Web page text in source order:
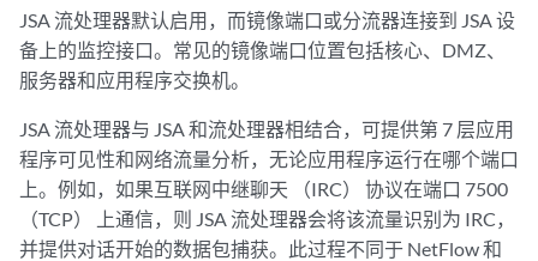
JSA 流处理器默认启用，而镜像端口或分流器连接到 JSA设
备上的监控接口。常见的镜像端口位置包括核心、DMZ、
服务器和应用程序交换机。
JSA 流处理器与 JSA和流处理器相结合，可提供第 7 层应用
程序可见性和网络流量分析，无论应用程序运行在哪个端口
上。例如，如果互联网中继聊天 （IRC） 协议在端口 7500
（TCP） 上通信， 则 JSA 流处理器会将该流量识别为 IRC，
并提供对话开始的数据包捕获。此过程不同于 NetFlow和